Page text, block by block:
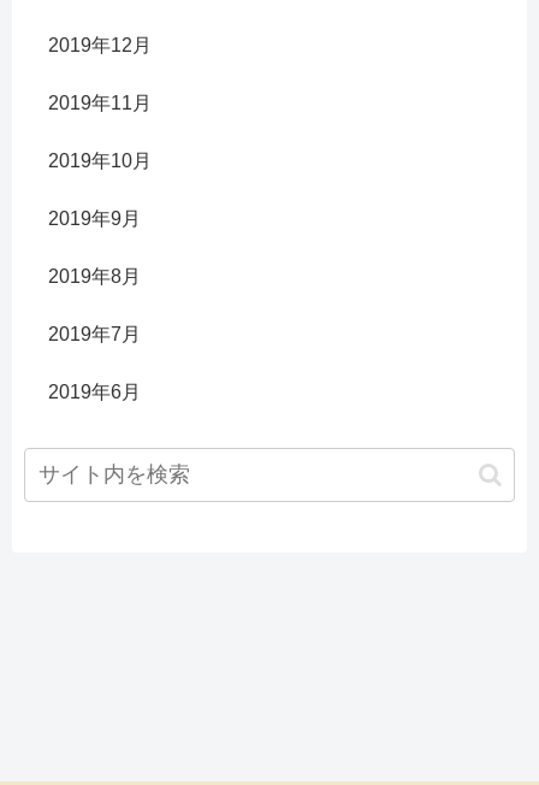
2019年12月
2019年11月
2019年10月
2019年9月
2019年8月
2019年7月
2019年6月